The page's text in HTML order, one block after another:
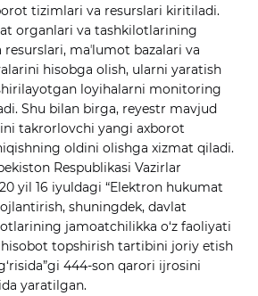
tizimlari va resurslari kiritiladi.
organlari va tashkilotlarining
maʼlumot bazalari va
hisobga olish, ularni yaratish
loyihalarni monitoring
Shu bilan birga, reyestr mavjud
takrorlovchi yangi axborot
oldini olishga xizmat qiladi.
Respublikasi Vazirlar
yil 16 iyuldagi “Elektron hukumat
shuningdek, davlat
jamoatchilikka o‘z faoliyati
hisobot topshirish tartibini joriy etish
444-son qarori ijrosini
yaratilgan.